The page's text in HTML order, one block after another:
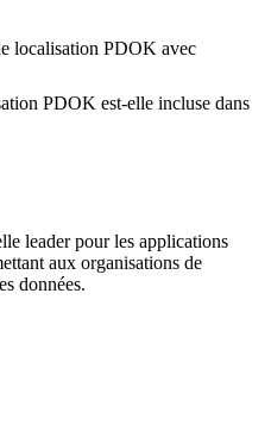
localisation PDOK avec
PDOK est-elle incluse dans
leader pour les applications
aux organisations de
données.